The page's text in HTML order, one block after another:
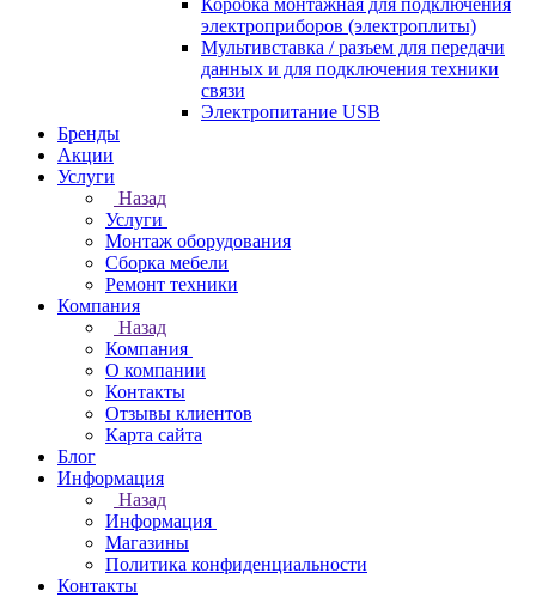
Коробка монтажная для подключения
электроприборов (электроплиты)
Мультивставка / разъем для передачи
данных и для подключения техники
связи
Электропитание USB
Бренды
Акции
Услуги
Назад
Услуги
Монтаж оборудования
Сборка мебели
Ремонт техники
Компания
Назад
Компания
О компании
Контакты
Отзывы клиентов
Карта сайта
Блог
Информация
Назад
Информация
Магазины
Политика конфиденциальности
Контакты